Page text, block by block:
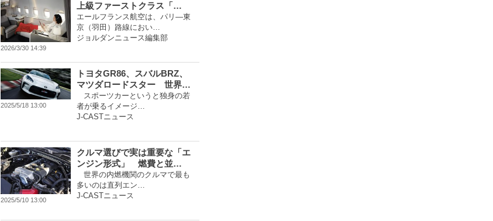
2026/3/30 14:39
上級ファーストクラス「…
エールフランス航空は、パリ―東
京（羽田）路線におい…
ジョルダンニュース編集部
2025/5/18 13:00
トヨタGR86、スバルBRZ、
マツダロードスター 世界…
スポーツカーというと独身の若
者が乗るイメージ…
J-CASTニュース
2025/5/10 13:00
クルマ選びで実は重要な「エ
ンジン形式」 燃費と並…
世界の内燃機関のクルマで最も
多いのは直列エン…
J-CASTニュース